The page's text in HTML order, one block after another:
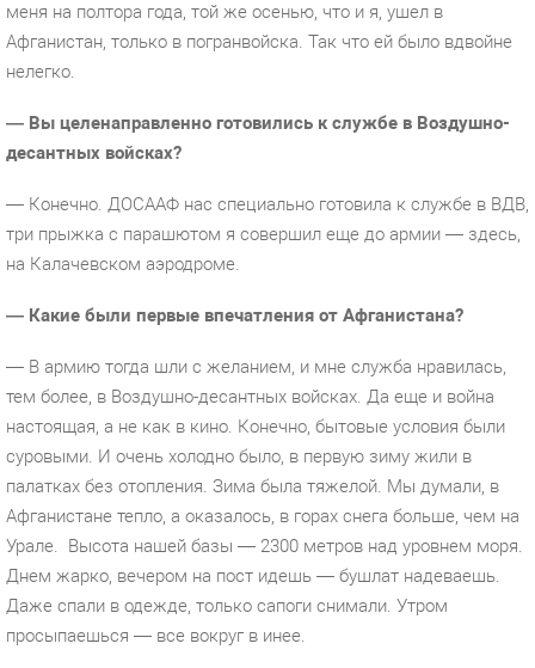
меня на полтора года, той же осенью, что и я, ушел в
Афганистан, только в погранвойска. Так что ей было вдвойне
нелегко.
— Вы целенаправленно готовились к службе в Воздушно-
десантных войсках?
— Конечно. ДОСААФ нас специально готовила к службе в ВДВ,
три прыжка с парашютом я совершил еще до армии — здесь,
на Калачевском аэродроме.
— Какие были первые впечатления от Афганистана?
— В армию тогда шли с желанием, и мне служба нравилась,
тем более, в Воздушно-десантных войсках. Да еще и война
настоящая, а не как в кино. Конечно, бытовые условия были
суровыми. И очень холодно было, в первую зиму жили в
палатках без отопления. Зима была тяжелой. Мы думали, в
Афганистане тепло, а оказалось, в горах снега больше, чем на
Урале. Высота нашей базы — 2300 метров над уровнем моря.
Днем жарко, вечером на пост идешь — бушлат надеваешь.
Даже спали в одежде, только сапоги снимали. Утром
просыпаешься — все вокруг в инее.